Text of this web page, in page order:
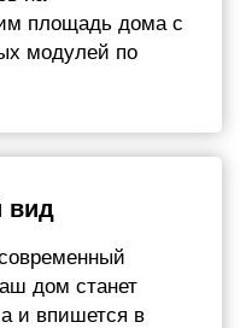
площадь дома с
модулей по
вид
дом станет
и впишется в